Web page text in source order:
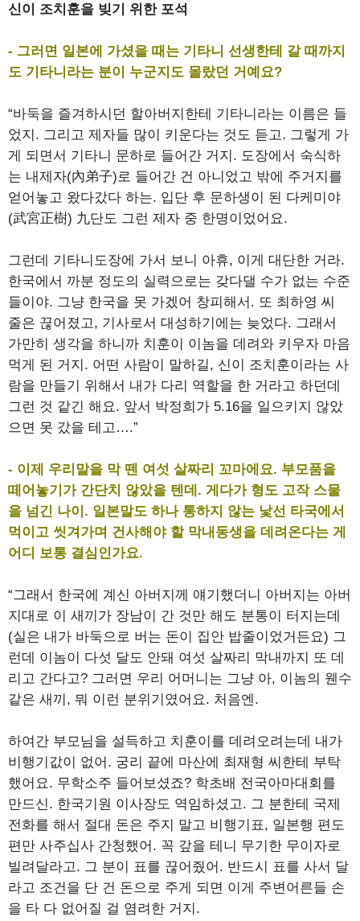
신이 조치훈을 빚기 위한 포석
- 그러면 일본에 가셨을 때는 기타니 선생한테 갈 때까지
도 기타니라는 분이 누군지도 몰랐던 거예요?
“바둑을 즐겨하시던 할아버지한테 기타니라는 이름은 들
었지. 그리고 제자들 많이 키운다는 것도 듣고. 그렇게 가
게 되면서 기타니 문하로 들어간 거지. 도장에서 숙식하
는 내제자(內弟子)로 들어간 건 아니었고 밖에 주거지를
얻어놓고 왔다갔다 하는. 입단 후 문하생이 된 다케미야
(武宮正樹) 九단도 그런 제자 중 한명이었어요.
그런데 기타니도장에 가서 보니 아휴, 이게 대단한 거라.
한국에서 까분 정도의 실력으로는 갖다댈 수가 없는 수준
들이야. 그냥 한국을 못 가겠어 창피해서. 또 최하영 씨
줄은 끊어졌고, 기사로서 대성하기에는 늦었다. 그래서
가만히 생각을 하니까 치훈이 이놈을 데려와 키우자 마음
먹게 된 거지. 어떤 사람이 말하길, 신이 조치훈이라는 사
람을 만들기 위해서 내가 다리 역할을 한 거라고 하던데
그런 것 같긴 해요. 앞서 박정희가 5.16을 일으키지 않았
으면 못 갔을 테고….”
- 이제 우리말을 막 뗀 여섯 살짜리 꼬마에요. 부모품을
떼어놓기가 간단치 않았을 텐데. 게다가 형도 고작 스물
을 넘긴 나이. 일본말도 하나 통하지 않는 낯선 타국에서
먹이고 씻겨가며 건사해야 할 막내동생을 데려온다는 게
어디 보통 결심인가요.
“그래서 한국에 계신 아버지께 얘기했더니 아버지는 아버
지대로 이 새끼가 장남이 간 것만 해도 분통이 터지는데
(실은 내가 바둑으로 버는 돈이 집안 밥줄이었거든요) 그
런데 이놈이 다섯 달도 안돼 여섯 살짜리 막내까지 또 데
리고 간다고? 그러면 우리 어머니는 그냥 아, 이놈의 웬수
같은 새끼, 뭐 이런 분위기였어요. 처음엔.
하여간 부모님을 설득하고 치훈이를 데려오려는데 내가
비행기값이 없어. 궁리 끝에 마산에 최재형 씨한테 부탁
했어요. 무학소주 들어보셨죠? 학초배 전국아마대회를
만드신. 한국기원 이사장도 역임하셨고. 그 분한테 국제
전화를 해서 절대 돈은 주지 말고 비행기표, 일본행 편도
편만 사주십사 간청했어. 꼭 갚을 테니 무기한 무이자로
빌려달라고. 그 분이 표를 끊어줬어. 반드시 표를 사서 달
라고 조건을 단 건 돈으로 주게 되면 이게 주변어른들 손
을 타 다 없어질 걸 염려한 거지.